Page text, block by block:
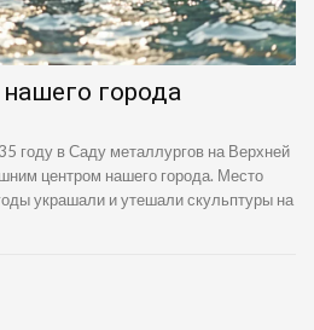
города
году в Саду металлургов на Верхней
центром нашего города. Место
украшали и утешали скульптуры на